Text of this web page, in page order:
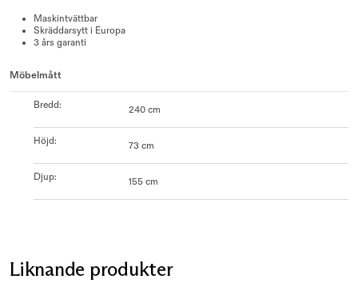
Maskintvättbar
Skräddarsytt i Europa
3 års garanti
Möbelmått
Bredd: 240 cm
Höjd: 73 cm
Djup: 155 cm
Liknande produkter